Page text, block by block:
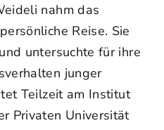
nahm das
Reise. Sie
untersuchte für ihre
junger
Teilzeit am Institut
Privaten Universität